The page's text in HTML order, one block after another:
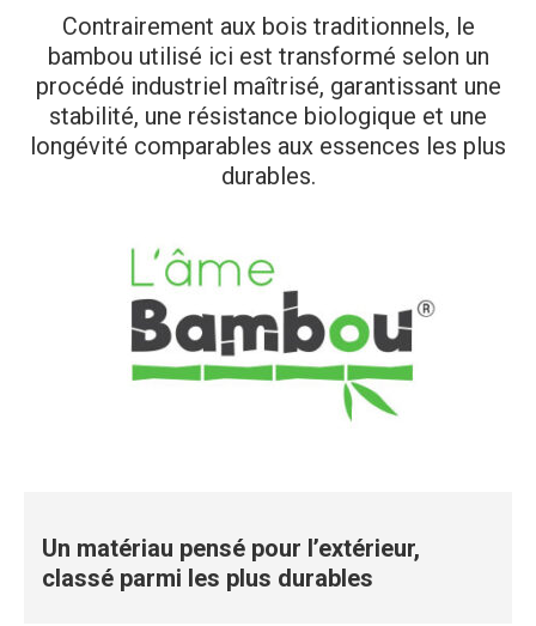
Contrairement aux bois traditionnels, le
bambou utilisé ici est transformé selon un
procédé industriel maîtrisé, garantissant une
stabilité, une résistance biologique et une
longévité comparables aux essences les plus
durables.
Un matériau pensé pour l’extérieur,
classé parmi les plus durables